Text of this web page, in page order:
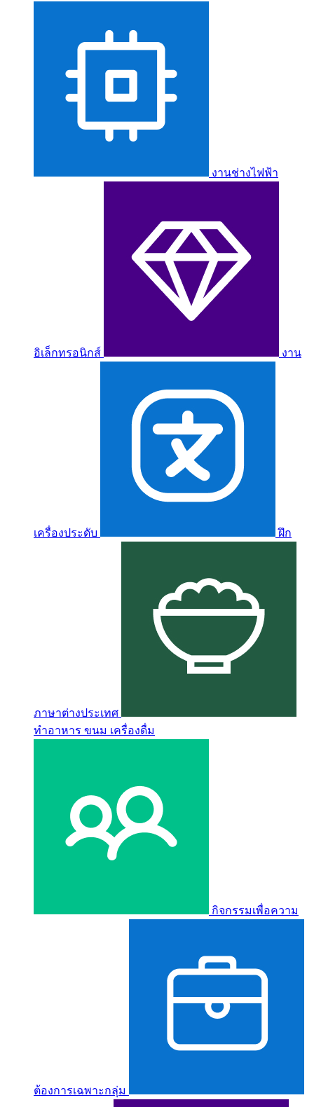
งานช่างไฟฟ้า
อิเล็กทรอนิกส์ งาน
เครื่องประดับ ฝึก
ภาษาต่างประเทศ
ทำอาหาร ขนม เครื่องดื่ม
กิจกรรมเพื่อความ
ต้องการเฉพาะกลุ่ม